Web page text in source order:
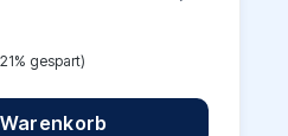
gespart)